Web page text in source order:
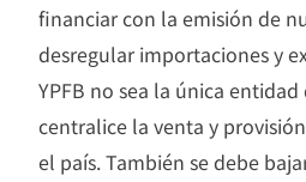
financiar con la emisión de
desregular importaciones y
YPFB no sea la única
centralice la venta y
el país. También se debe